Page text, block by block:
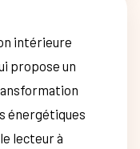
intérieure
propose un
énergétiques
lecteur à